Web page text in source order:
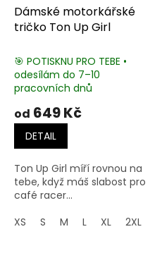
Dámské motorkářské
tričko Ton Up Girl
🎯 POTISKNU PRO TEBE •
odesílám do 7–10
pracovních dnů
od 649 Kč
DETAIL
Ton Up Girl míří rovnou na
tebe, když máš slabost pro
café racer...
XS
S M L XL 2XL